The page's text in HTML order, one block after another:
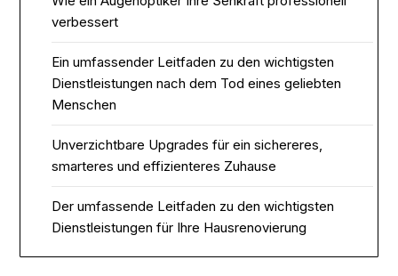
verbessert
Ein umfassender Leitfaden zu den wichtigsten
Dienstleistungen nach dem Tod eines geliebten
Menschen
Unverzichtbare Upgrades für ein sichereres,
smarteres und effizienteres Zuhause
Der umfassende Leitfaden zu den wichtigsten
Dienstleistungen für Ihre Hausrenovierung